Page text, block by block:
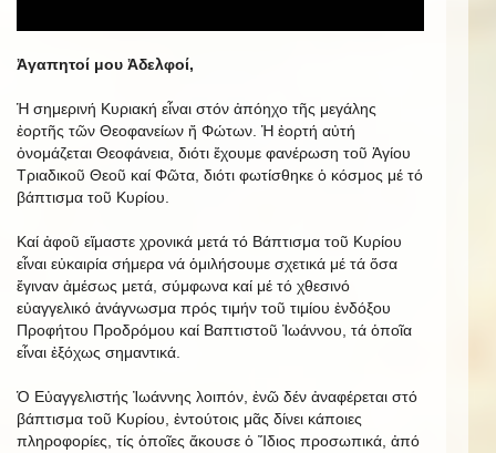
Ἀγαπητοί μου Ἀδελφοί,
Ἡ σημερινή Κυριακή εἶναι στόν ἀπόηχο τῆς μεγάλης
ἑορτῆς τῶν Θεοφανείων ἤ Φώτων. Ἡ ἑορτή αὐτή
ὀνομάζεται Θεοφάνεια, διότι ἔχουμε φανέρωση τοῦ Ἁγίου
Τριαδικοῦ Θεοῦ καί Φῶτα, διότι φωτίσθηκε ὁ κόσμος μέ τό
βάπτισμα τοῦ Κυρίου.
Καί ἀφοῦ εἴμαστε χρονικά μετά τό Βάπτισμα τοῦ Κυρίου
εἶναι εὐκαιρία σήμερα νά ὁμιλήσουμε σχετικά μέ τά ὅσα
ἔγιναν ἀμέσως μετά, σύμφωνα καί μέ τό χθεσινό
εὐαγγελικό ἀνάγνωσμα πρός τιμήν τοῦ τιμίου ἐνδόξου
Προφήτου Προδρόμου καί Βαπτιστοῦ Ἰωάννου, τά ὁποῖα
εἶναι ἐξόχως σημαντικά.
Ὁ Εὐαγγελιστής Ἰωάννης λοιπόν, ἐνῶ δέν ἀναφέρεται στό
βάπτισμα τοῦ Κυρίου, ἐντούτοις μᾶς δίνει κάποιες
πληροφορίες, τίς ὁποῖες ἄκουσε ὁ Ἴδιος προσωπικά, ἀπό